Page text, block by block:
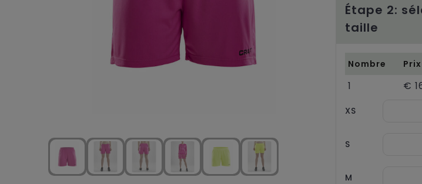
Étape 2:
taille
Nombre Prix
1 €
XS
S
M